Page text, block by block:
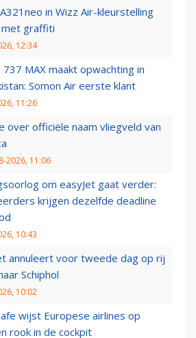
in Wizz Air-kleurstelling
met graffiti
12:34
737 MAX maakt opwachting in
Somon Air eerste klant
11:26
over officiële naam vliegveld van
2026, 11:06
om easyJet gaat verder:
krijgen dezelfde deadline
10:43
annuleert voor tweede dag op rij
Schiphol
10:02
wijst Europese airlines op
rook in de cockpit